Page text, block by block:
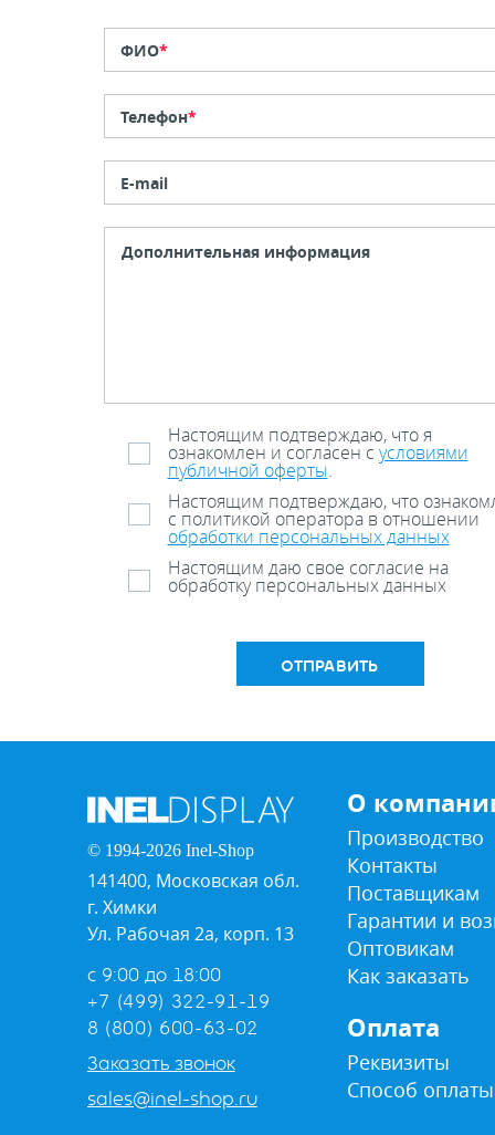
ФИО*
Телефон*
E-mail
Настоящим подтверждаю, что я
ознакомлен и согласен с условиями
публичной оферты.
Настоящим подтверждаю, что
с политикой оператора в отношении
обработки персональных данных
Настоящим даю свое согласие на
обработку персональных данных
ОТПРАВИТЬ
© 1994-2026 Inel-Shop
141400, Московская обл.
г. Химки
Ул. Рабочая 2а, корп. 13
с 9:00 до 18:00
+7 (499) 322-91-19
8 (800) 600-63-02
Заказать звонок
sales@inel-shop.ru
О
Производство
Контакты
Поставщикам
Гарантии и
Оптовикам
Как заказать
Оплата
Реквизиты
Способ оплаты